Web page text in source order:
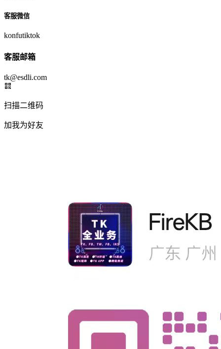
客服微信
konfutiktok
客服邮箱
tk@esdli.com
扫描二维码
加我为好友